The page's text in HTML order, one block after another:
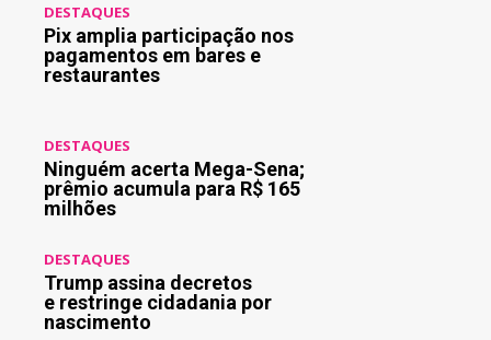
DESTAQUES
Pix amplia participação nos
pagamentos em bares e
restaurantes
DESTAQUES
Ninguém acerta Mega-Sena;
prêmio acumula para R$ 165
milhões
DESTAQUES
Trump assina decretos
e restringe cidadania por
nascimento